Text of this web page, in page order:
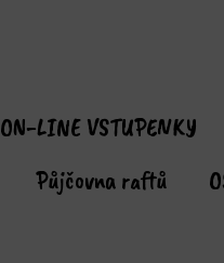
ON-LINE VSTUPENKY
Půjčovna raftů